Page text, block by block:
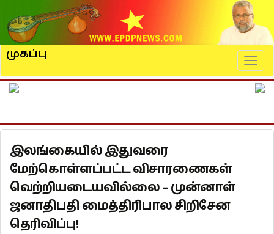
முகப்பு
இலங்கையில் இதுவரை
மேற்கொள்ளப்பட்ட விசாரணைகள்
வெற்றியடையவில்லை – முன்னாள்
ஜனாதிபதி மைத்திரிபால சிறிசேன
தெரிவிப்பு!